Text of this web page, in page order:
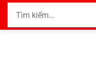
Bỏ
nội
Tìm